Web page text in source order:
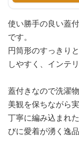
使い勝手の良い蓋
です。
円筒形のすっきり
しやすく、インテ
蓋付きなので洗濯
美観を保ちながら
丁寧に編み込まれ
びに愛着が湧く逸品